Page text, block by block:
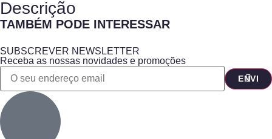
Descrição
TAMBÉM PODE INTERESSAR
SUBSCREVER NEWSLETTER
Receba as nossas novidades e promoções